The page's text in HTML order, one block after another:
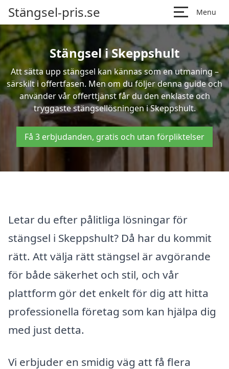
Stängsel-pris.se Menu
Stängsel i Skeppshult
Att sätta upp stängsel kan kännas som en utmaning –
särskilt i offertfasen. Men om du följer denna guide och
använder vår offerttjänst får du den enklaste och
tryggaste stängsellösningen i Skeppshult.
Få 3 erbjudanden, gratis och utan förpliktelser
Letar du efter pålitliga lösningar för
stängsel i Skeppshult? Då har du kommit
rätt. Att välja rätt stängsel är avgörande
för både säkerhet och stil, och vår
plattform gör det enkelt för dig att hitta
professionella företag som kan hjälpa dig
med just detta.
Vi erbjuder en smidig väg att få flera